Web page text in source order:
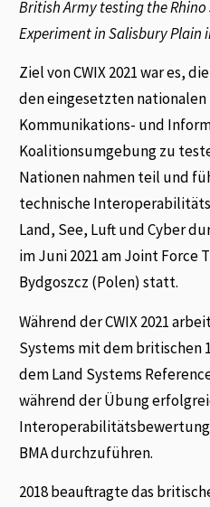
British Army testing the
Experiment in Salisbury Plain
Ziel von CWIX 2021 war es,
den eingesetzten nationalen
Kommunikations- und
Koalitionsumgebung zu
Nationen nahmen teil und
technische
Land, See, Luft und Cyber
im Juni 2021 am Joint Force
Bydgoszcz (Polen) statt.
Während der CWIX 2021
Systems mit dem britischen
dem Land Systems
während der Übung
BMA durchzuführen.
2018 beauftragte das